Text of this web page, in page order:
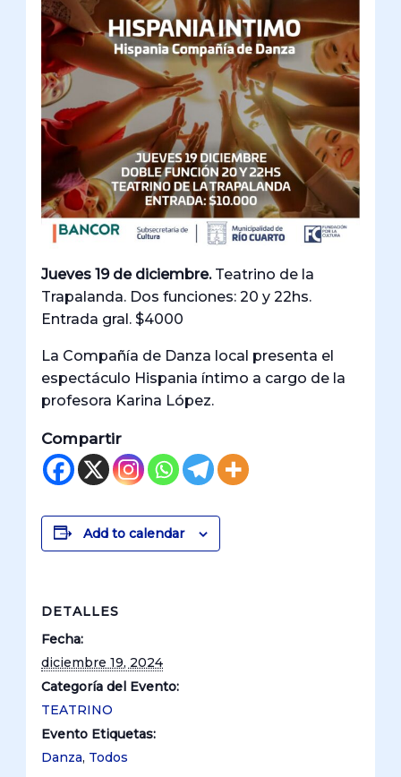
Jueves 19 de diciembre.Teatrino de la
Trapalanda. Dos funciones: 20 y 22hs.
Entrada gral. $4000
La Compañía de Danza local presenta el
espectáculo Hispania íntimo a cargo de la
profesora Karina López.
Compartir
Add to calendar
DETALLES
Fecha:
diciembre 19, 2024
Categoría del Evento:
TEATRINO
Evento Etiquetas:
Danza, Todos